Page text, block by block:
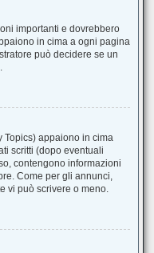
importanti e dovrebbero
in cima a ogni pagina
può decidere se un
Topics) appaiono in cima
scritti (dopo eventuali
contengono informazioni
Come per gli annunci,
vi può scrivere o meno.